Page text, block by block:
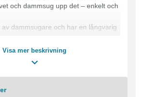
och dammsug upp det – enkelt och
av dammsugare och har en långvarig
innehåller 4 påsar.
Visa mer beskrivning